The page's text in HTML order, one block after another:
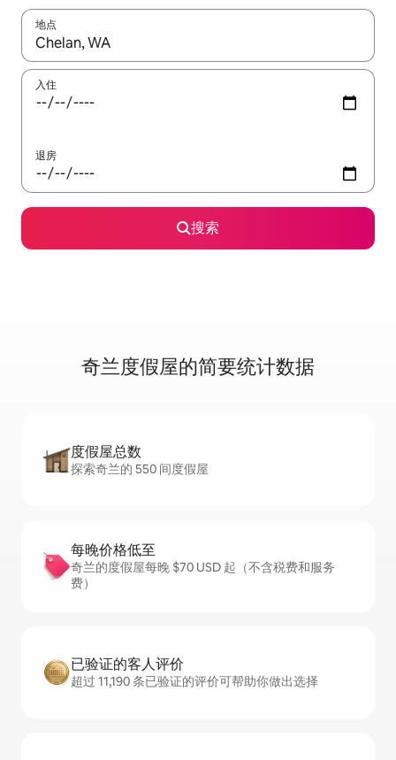
地点
如有搜索结果，请使用上下方向键查看，或通过点击或滑动手势
入住
退房
搜索
奇兰度假屋的简要统计数据
度假屋总数
探索奇兰的 550 间度假屋
每晚价格低至
奇兰的度假屋每晚 $70 USD 起（不含税费和服务
费）
已验证的客人评价
超过 11,190 条已验证的评价可帮助你做出选择